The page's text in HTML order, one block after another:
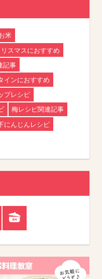
米
スマスにおすすめ
記事
インにおすすめ
プレシピ
梅レシピ関連記事
にんじんレシピ